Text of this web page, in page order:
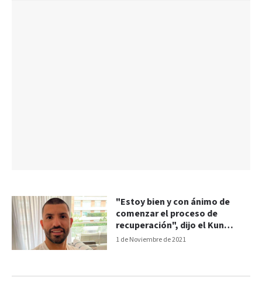
1 de Noviembre de 2021
"Estoy bien y con ánimo de
comenzar el proceso de
recuperación", dijo el Kun
Agüero